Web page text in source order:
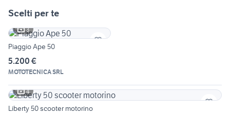
Scelti per te
3
Piaggio Ape 50
5.200 €
MOTOTECNICA SRL
4
Liberty 50 scooter motorino